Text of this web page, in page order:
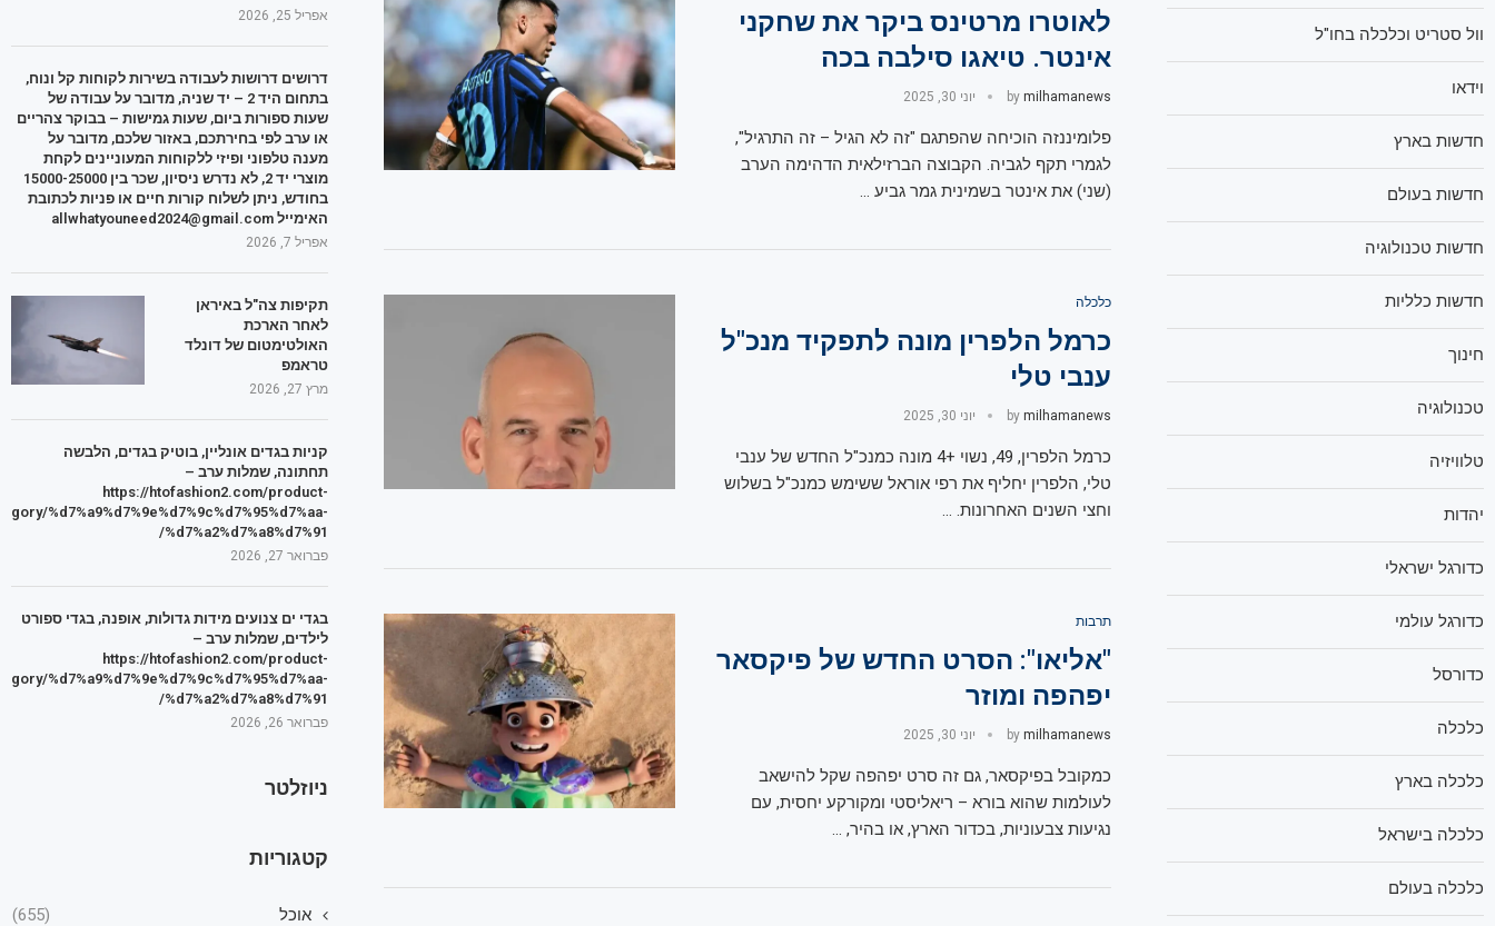
לאוטרו מרטינס ביקר את שחקני
אינטר. טיאגו סילבה בכה
bymilhamanews יוני 30, 2025
פלומיננזה הוכיחה שהפתגם "זה לא הגיל – זה התרגיל",
לגמרי תקף לגביה. הקבוצה הברזילאית הדהימה הערב
(שני) את אינטר בשמינית גמר גביע …
כלכלה
כרמל הלפרין מונה לתפקיד מנכ"ל
ענבי טלי
bymilhamanews יוני 30, 2025
כרמל הלפרין, 49, נשוי +4 מונה כמנכ"ל החדש של ענבי
טלי, הלפרין יחליף את רפי אוראל ששימש כמנכ"ל בשלוש
וחצי השנים האחרונות. …
תרבות
"אליאו": הסרט החדש של פיקסאר
יפהפה ומוזר
bymilhamanews יוני 30, 2025
כמקובל בפיקסאר, גם זה סרט יפהפה שקל להישאב
לעולמות שהוא בורא – ריאליסטי ומקורקע יחסית, עם
נגיעות צבעוניות, בכדור הארץ, או בהיר, …
אפריל 25, 2026
דרושים דרושות לעבודה בשירות לקוחות קל ונוח,
בתחום היד 2 – יד שניה, מדובר על עבודה של
שעות ספורות ביום, שעות גמישות – בבוקר צהריים
או ערב לפי בחירתכם, באזור שלכם, מדובר על
מענה טלפוני ופיזי ללקוחות המעוניינים לקחת
מוצרי יד 2, לא נדרש ניסיון, שכר בין 15000-25000
בחודש, ניתן לשלוח קורות חיים או פניות לכתובת
האימייל allwhatyouneed2024@gmail.com
אפריל 7, 2026
תקיפות צה"ל באיראן
לאחר הארכת
האולטימטום של דונלד
טראמפ
מרץ 27, 2026
קניות בגדים אונליין, בוטיק בגדים, הלבשה
תחתונה, שמלות ערב –
https://htofashion2.com/product-
%d7%a9%d7%9e%d7%9c%d7%95%d7%aa-
%d7%a2%d7%a8%d7%91/
פברואר 27, 2026
בגדי ים צנועים מידות גדולות, אופנה, בגדי ספורט
לילדים, שמלות ערב –
https://htofashion2.com/product-
%d7%a9%d7%9e%d7%9c%d7%95%d7%aa-
%d7%a2%d7%a8%d7%91/
פברואר 26, 2026
ניוזלטר
קטגוריות
אוכל (655)
וול סטריט וכלכלה בחו"ל
וידאו
חדשות בארץ
חדשות בעולם
חדשות טכנולוגיה
חדשות כלליות
חינוך
טכנולוגיה
טלוויזיה
יהדות
כדורגל ישראלי
כדורגל עולמי
כדורסל
כלכלה
כלכלה בארץ
כלכלה בישראל
כלכלה בעולם